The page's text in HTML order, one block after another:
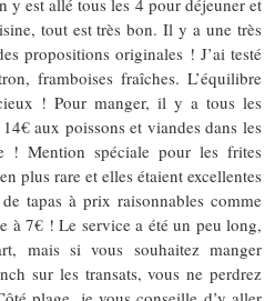
y est allé tous les 4 pour déjeuner et
tout est très bon. Il y a une très
propositions originales ! J’ai testé
framboises fraîches. L’équilibre
! Pour manger, il y a tous les
aux poissons et viandes dans les
Mention spéciale pour les frites
plus rare et elles étaient excellentes
tapas à prix raisonnables comme
à 7€ ! Le service a été un peu long,
mais si vous souhaitez manger
sur les transats, vous ne perdrez